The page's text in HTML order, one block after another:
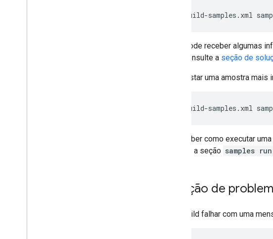
ant -f build-samples.xml
Você pode receber algumas
final. Consulte a seção de
Para testar uma amostra mais
ant -f build-samples.xml
Para saber como executar
Procure a seção samples run
Solução de
Se o build falhar com uma